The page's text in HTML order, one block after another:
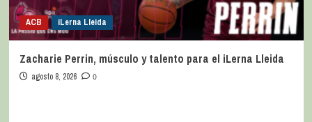
ACB iLerna Lleida
Zacharie Perrin, músculo y talento para el iLerna Lleida
agosto 8, 2026 0